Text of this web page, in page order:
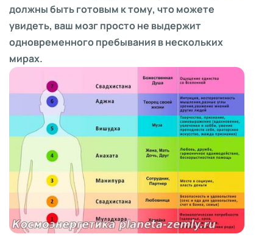
должны быть готовым к тому, что можете
увидеть, ваш мозг просто не выдержит
одновременного пребывания в нескольких
мирах.